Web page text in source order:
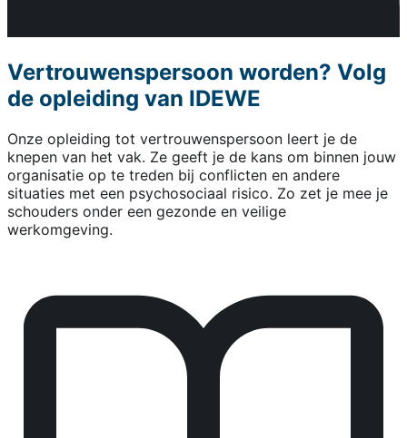
Vertrouwenspersoon worden? Volg
de opleiding van IDEWE
Onze opleiding tot vertrouwenspersoon leert je de
knepen van het vak. Ze geeft je de kans om binnen jouw
organisatie op te treden bij conflicten en andere
situaties met een psychosociaal risico. Zo zet je mee je
schouders onder een gezonde en veilige
werkomgeving.